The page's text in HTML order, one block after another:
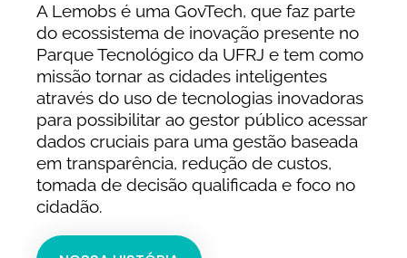
A Lemobs é uma GovTech, que faz parte
do ecossistema de inovação presente no
Parque Tecnológico da UFRJ e tem como
missão tornar as cidades inteligentes
através do uso de tecnologias inovadoras
para possibilitar ao gestor público acessar
dados cruciais para uma gestão baseada
em transparência, redução de custos,
tomada de decisão qualificada e foco no
cidadão.